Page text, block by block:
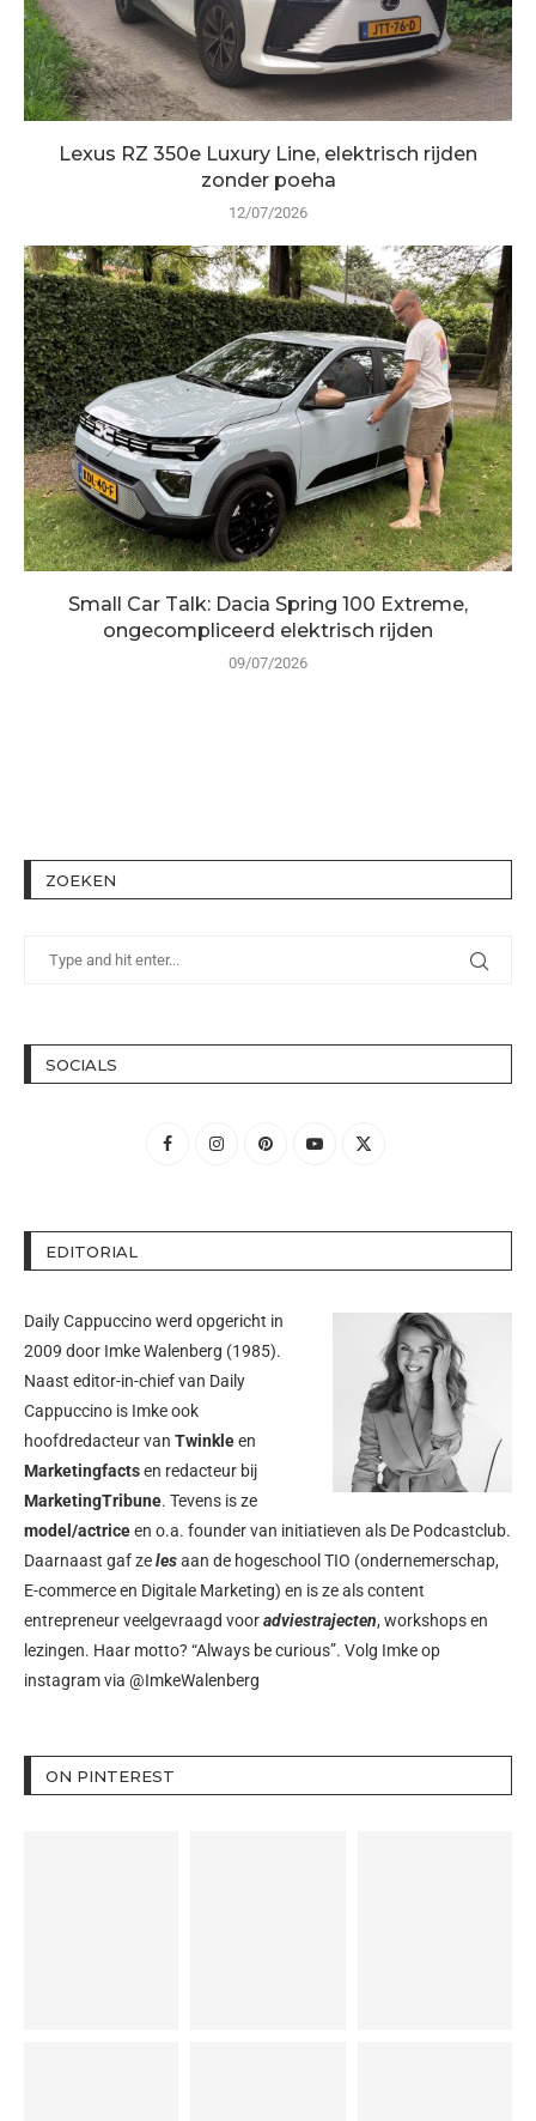
Lexus RZ 350e Luxury Line, elektrisch rijden
zonder poeha
12/07/2026
Small Car Talk: Dacia Spring 100 Extreme,
ongecompliceerd elektrisch rijden
09/07/2026
ZOEKEN
SOCIALS
EDITORIAL
Daily Cappuccino werd opgericht in
2009 door Imke Walenberg (1985).
Naast editor-in-chief van Daily
Cappuccino is Imke ook
hoofdredacteur van Twinkleen
Marketingfactsen redacteur bij
MarketingTribune. Tevens is ze
model/actriceen o.a. founder van initiatieven als De Podcastclub.
Daarnaast gaf zelesaan de hogeschool TIO (ondernemerschap,
E-commerce en Digitale Marketing) en is ze als content
entrepreneur veelgevraagd vooradviestrajecten, workshops en
lezingen. Haar motto? “Always be curious”. Volg Imke op
instagram via @ImkeWalenberg
ON PINTEREST